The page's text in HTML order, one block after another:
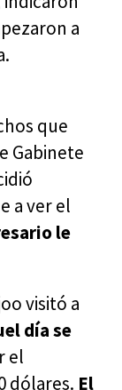
a
que
Gabinete
a ver el
le
visitó a
día se
el
dólares. El